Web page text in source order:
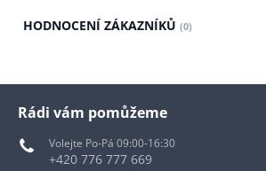
HODNOCENÍ ZÁKAZNÍKŮ (0)
Rádi vám pomůžeme
Volejte Po-Pá 09:00-16:30
+420 776 777 669